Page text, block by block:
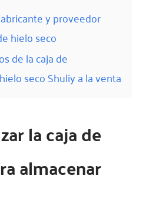
y proveedor
hielo seco
de la caja de
seco Shuliy a la venta
la caja de
almacenar